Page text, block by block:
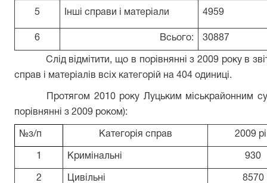
5 Інші справи і матеріали 4959
6 Всього: 30887
Слід відмітити, що в порівнянні з 2009 року в
справ і матеріалів всіх категорій на 404 одиниці.
Протягом 2010 року Луцьким міськрайонним
порівнянні з 2009 роком):
№з/п Категорія справ 2009
Кримінальні 930
2 Цивільні 8570